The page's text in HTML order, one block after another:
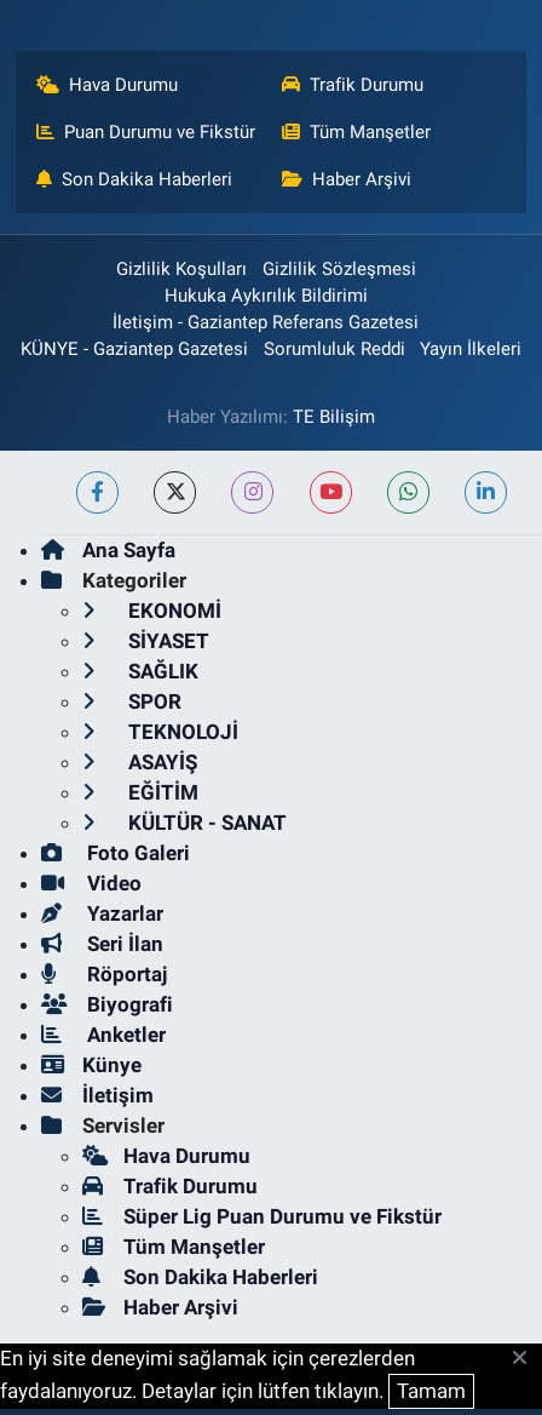
Hava Durumu Trafik Durumu
Puan Durumu ve Fikstür Tüm Manşetler
Son Dakika Haberleri Haber Arşivi
Gizlilik Koşulları
Gizlilik Sözleşmesi
Hukuka Aykırılık Bildirimi
İletişim - Gaziantep Referans Gazetesi
KÜNYE - Gaziantep Gazetesi
Sorumluluk Reddi Yayın İlkeleri
Haber Yazılımı: TE Bilişim
Ana Sayfa
Kategoriler
EKONOMİ
SİYASET
SAĞLIK
SPOR
TEKNOLOJİ
ASAYİŞ
EĞİTİM
KÜLTÜR - SANAT
Foto Galeri
Video
Yazarlar
Seri İlan
Röportaj
Biyografi
Anketler
Künye
İletişim
Servisler
Hava Durumu
Trafik Durumu
Süper Lig Puan Durumu ve Fikstür
Tüm Manşetler
Son Dakika Haberleri
Haber Arşivi
En iyi site deneyimi sağlamak için çerezlerden
faydalanıyoruz. Detaylar için lütfen tıklayın. Tamam